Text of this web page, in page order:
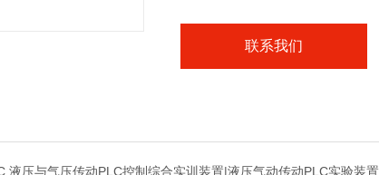
联系我们
液压与气压传动PLC控制综合实训装置|液压气动传动PLC实验装置